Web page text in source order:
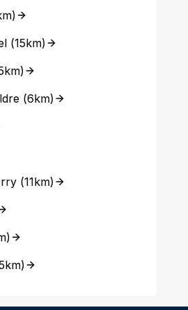
)
(15km)
)
(6km)
(11km)
)
)